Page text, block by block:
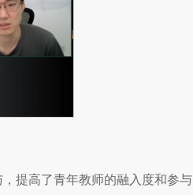
提高了青年教师的融入度和参与